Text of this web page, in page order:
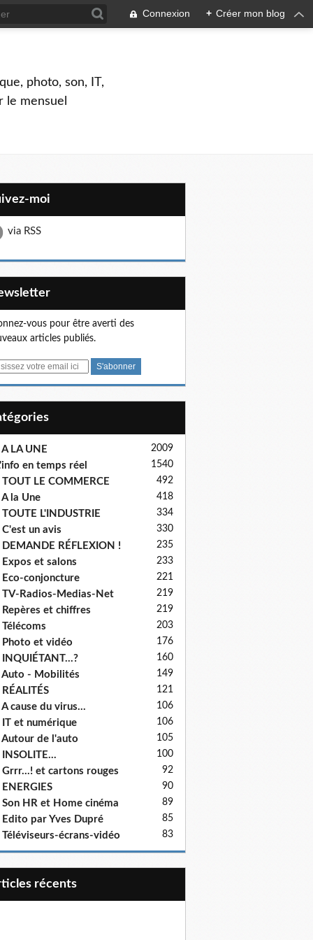
Connexion + Créer mon blog
photo, son, IT,
le mensuel
moi
via RSS
vous pour être averti des
articles publiés.
LA UNE 2009
en temps réel 1540
LE COMMERCE 492
la Une 418
L'INDUSTRIE 334
un avis 330
RÉFLEXION ! 235
et salons 233
conjoncture 221
Radios-Medias-Net 219
et chiffres 219
203
et vidéo 176
160
Auto - Mobilités 149
121
cause du virus... 106
et numérique 106
de l'auto 105
100
et cartons rouges 92
90
HR et Home cinéma 89
par Yves Dupré 85
écrans-vidéo 83
récents